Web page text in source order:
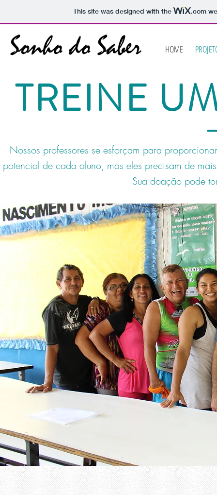
This site was designed with the .com
HOME
TREINE
Nossos professores se esforçam para
potencial de cada aluno, mas eles precisam de
Sua doação pode